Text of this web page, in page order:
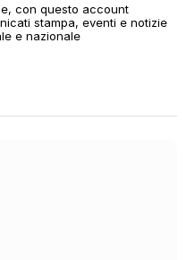
con questo account
stampa, eventi e notizie
e nazionale